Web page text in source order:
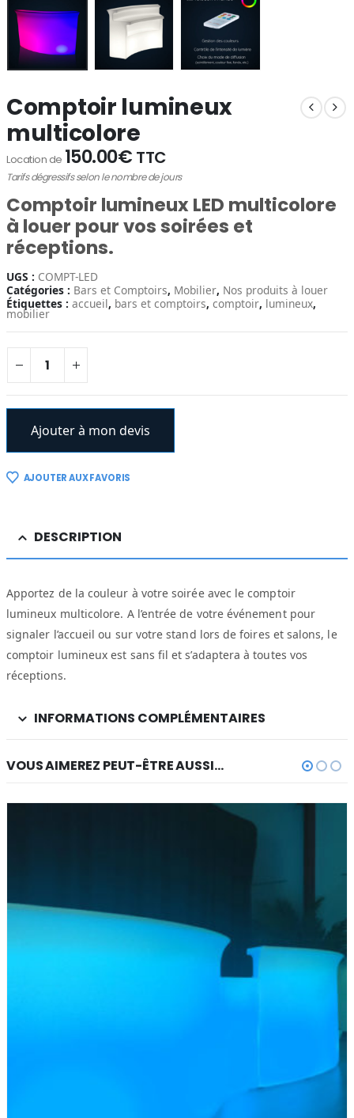
Comptoir lumineux
multicolore
Location de 150.00€ TTC
Tarifs dégressifs selon le nombre de jours
Comptoir lumineux LED multicolore
à louer pour vos soirées et
réceptions.
UGS : COMPT-LED
Catégories : Bars et Comptoirs, Mobilier, Nos produits à louer
Étiquettes : accueil, bars et comptoirs, comptoir, lumineux,
mobilier
Ajouter à mon devis
AJOUTER AUX FAVORIS
DESCRIPTION
Apportez de la couleur à votre soirée avec le comptoir
lumineux multicolore. A l’entrée de votre événement pour
signaler l’accueil ou sur votre stand lors de foires et salons, le
comptoir lumineux est sans fil et s’adaptera à toutes vos
réceptions.
INFORMATIONS COMPLÉMENTAIRES
VOUS AIMEREZ PEUT-ÊTRE AUSSI…